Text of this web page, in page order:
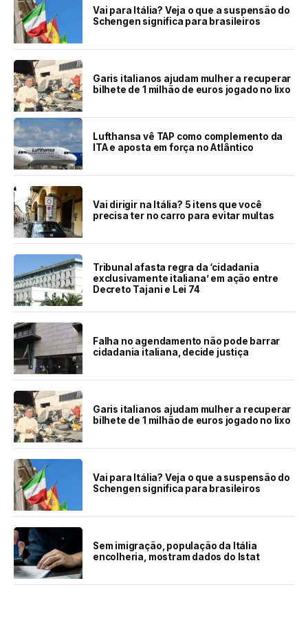
Vai para Itália? Veja o que a suspensão do
Schengen significa para brasileiros
Garis italianos ajudam mulher a recuperar
bilhete de 1 milhão de euros jogado no lixo
Lufthansa vê TAP como complemento da
ITA e aposta em força no Atlântico
Vai dirigir na Itália? 5 itens que você
precisa ter no carro para evitar multas
Tribunal afasta regra da ‘cidadania
exclusivamente italiana’ em ação entre
Decreto Tajani e Lei 74
Falha no agendamento não pode barrar
cidadania italiana, decide justiça
Garis italianos ajudam mulher a recuperar
bilhete de 1 milhão de euros jogado no lixo
Vai para Itália? Veja o que a suspensão do
Schengen significa para brasileiros
Sem imigração, população da Itália
encolheria, mostram dados do Istat